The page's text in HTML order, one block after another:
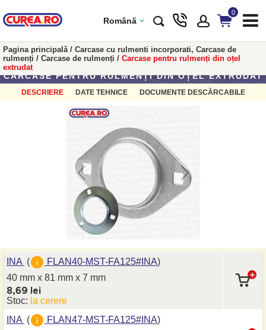
Română
0
Pagina principală/ Carcase cu rulmenti incorporati, Carcase de
rulmenți / Carcase de rulmenți / Carcase pentru rulmenți din oțel
extrudat
CARCASE PENTRU RULMENȚI DIN OȚEL EXTRUDAT
DESCRIERE DATE TEHNICE DOCUMENTE DESCĂRCABILE
INA ( FLAN40-MST-FA125#INA)
40 mm x 81 mm x 7 mm
8,69 lei
Stoc: la cerere
INA ( FLAN47-MST-FA125#INA)